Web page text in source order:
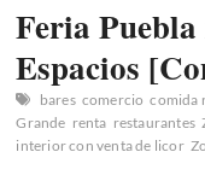
Feria
Espacios
bares comercio comida
Grande renta restaurantes
interior con venta de licor